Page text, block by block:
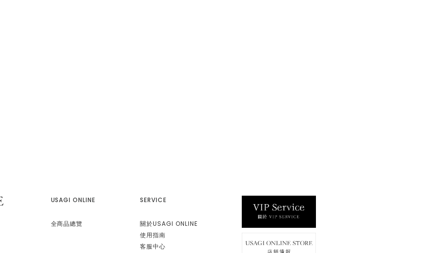
USAGI ONLINE
全商品總覽
SERVICE
關於USAGI ONLINE
使用指南
客服中心